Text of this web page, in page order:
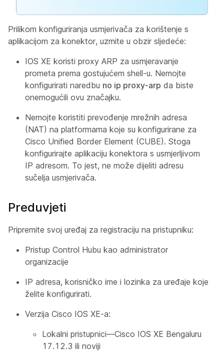
Prilikom konfiguriranja usmjerivača za korištenje s
aplikacijom za konektor, uzmite u obzir sljedeće:
IOS XE koristi proxy ARP za usmjeravanje
prometa prema gostujućem shell-u. Nemojte
konfigurirati naredbu no ip proxy-arp da biste
onemogućili ovu značajku.
Nemojte koristiti prevođenje mrežnih adresa
(NAT) na platformama koje su konfigurirane za
Cisco Unified Border Element (CUBE). Stoga
konfigurirajte aplikaciju konektora s usmjerljivom
IP adresom. To jest, ne može dijeliti adresu
sučelja usmjerivača.
Preduvjeti
Pripremite svoj uređaj za registraciju na pristupniku:
Pristup Control Hubu kao administrator
organizacije
IP adresa, korisničko ime i lozinka za uređaje koje
želite konfigurirati.
Verzija Cisco IOS XE-a:
Lokalni pristupnici—Cisco IOS XE Bengaluru
17.12.3 ili noviji